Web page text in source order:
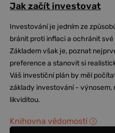
Jak začít investovat
Investování je jedním ze
bránit proti inflaci a ochránit své
Základem však je, poznat
preference a stanovit si
Váš investiční plán by měl
základy investování - výnosem,
likviditou.
Knihovna vědomostí